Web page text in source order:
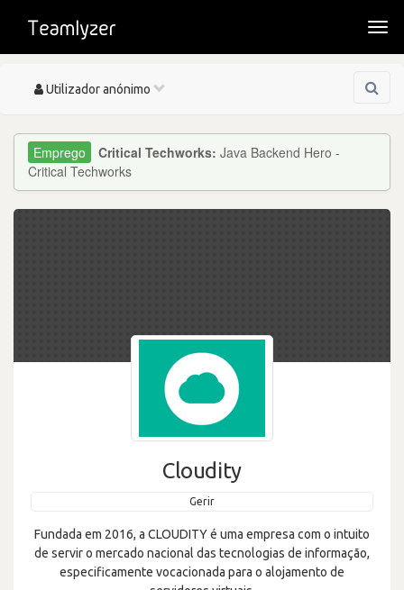
Toggle
Utilizador anónimo
Critical Techworks: Java Backend Hero -
Critical Techworks
Cloudity
Gerir
Fundada em 2016, a CLOUDITY é uma empresa com o intuito
de servir o mercado nacional das tecnologias de informação,
especificamente vocacionada para o alojamento de